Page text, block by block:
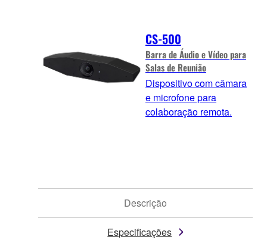
CS-500
Barra de Áudio e Vídeo para
Salas de Reunião
Dispositivo com câmara
e microfone para
colaboração remota.
Descrição
Especificações